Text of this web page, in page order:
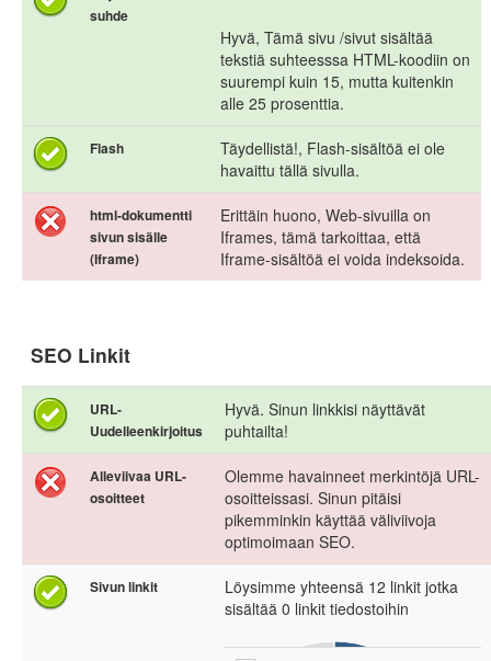
suhde
Hyvä, Tämä sivu /sivut sisältää
tekstiä suhteesssa HTML-koodiin on
suurempi kuin 15, mutta kuitenkin
alle 25 prosenttia.
Flash
Täydellistä!, Flash-sisältöä ei ole
havaittu tällä sivulla.
html-dokumentti
sivun sisälle
(Iframe)
Erittäin huono, Web-sivuilla on
Iframes, tämä tarkoittaa, että
Iframe-sisältöä ei voida indeksoida.
SEO Linkit
URL-
Uudelleenkirjoitus
Hyvä. Sinun linkkisi näyttävät
puhtailta!
Alleviivaa URL-
osoitteet
Olemme havainneet merkintöjä URL-
osoitteissasi. Sinun pitäisi
pikemminkin käyttää väliviivoja
optimoimaan SEO.
Sivun linkit
Löysimme yhteensä 12 linkit jotka
sisältää 0 linkit tiedostoihin